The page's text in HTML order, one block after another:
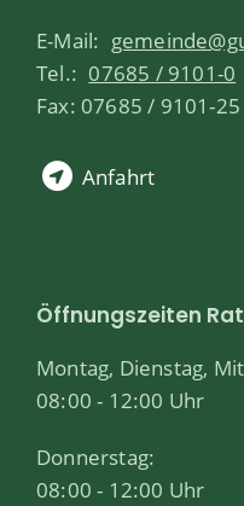
E-Mail:
Tel.: 07685 / 9101-0
Fax: 07685 / 9101-25
Anfahrt
Öffnungszeiten
Montag, Dienstag,
08:00 - 12:00 Uhr
Donnerstag:
08:00 - 12:00 Uhr